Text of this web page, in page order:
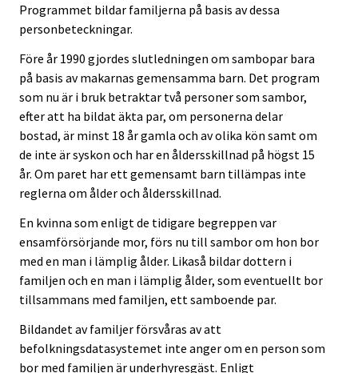
Programmet bildar familjerna på basis av dessa
personbeteckningar.
Före år 1990 gjordes slutledningen om sambopar bara
på basis av makarnas gemensamma barn. Det program
som nu är i bruk betraktar två personer som sambor,
efter att ha bildat äkta par, om personerna delar
bostad, är minst 18 år gamla och av olika kön samt om
de inte är syskon och har en åldersskillnad på högst 15
år. Om paret har ett gemensamt barn tillämpas inte
reglerna om ålder och åldersskillnad.
En kvinna som enligt de tidigare begreppen var
ensamförsörjande mor, förs nu till sambor om hon bor
med en man i lämplig ålder. Likaså bildar dottern i
familjen och en man i lämplig ålder, som eventuellt bor
tillsammans med familjen, ett samboende par.
Bildandet av familjer försvåras av att
befolkningsdatasystemet inte anger om en person som
bor med familjen är underhyresgäst. Enligt